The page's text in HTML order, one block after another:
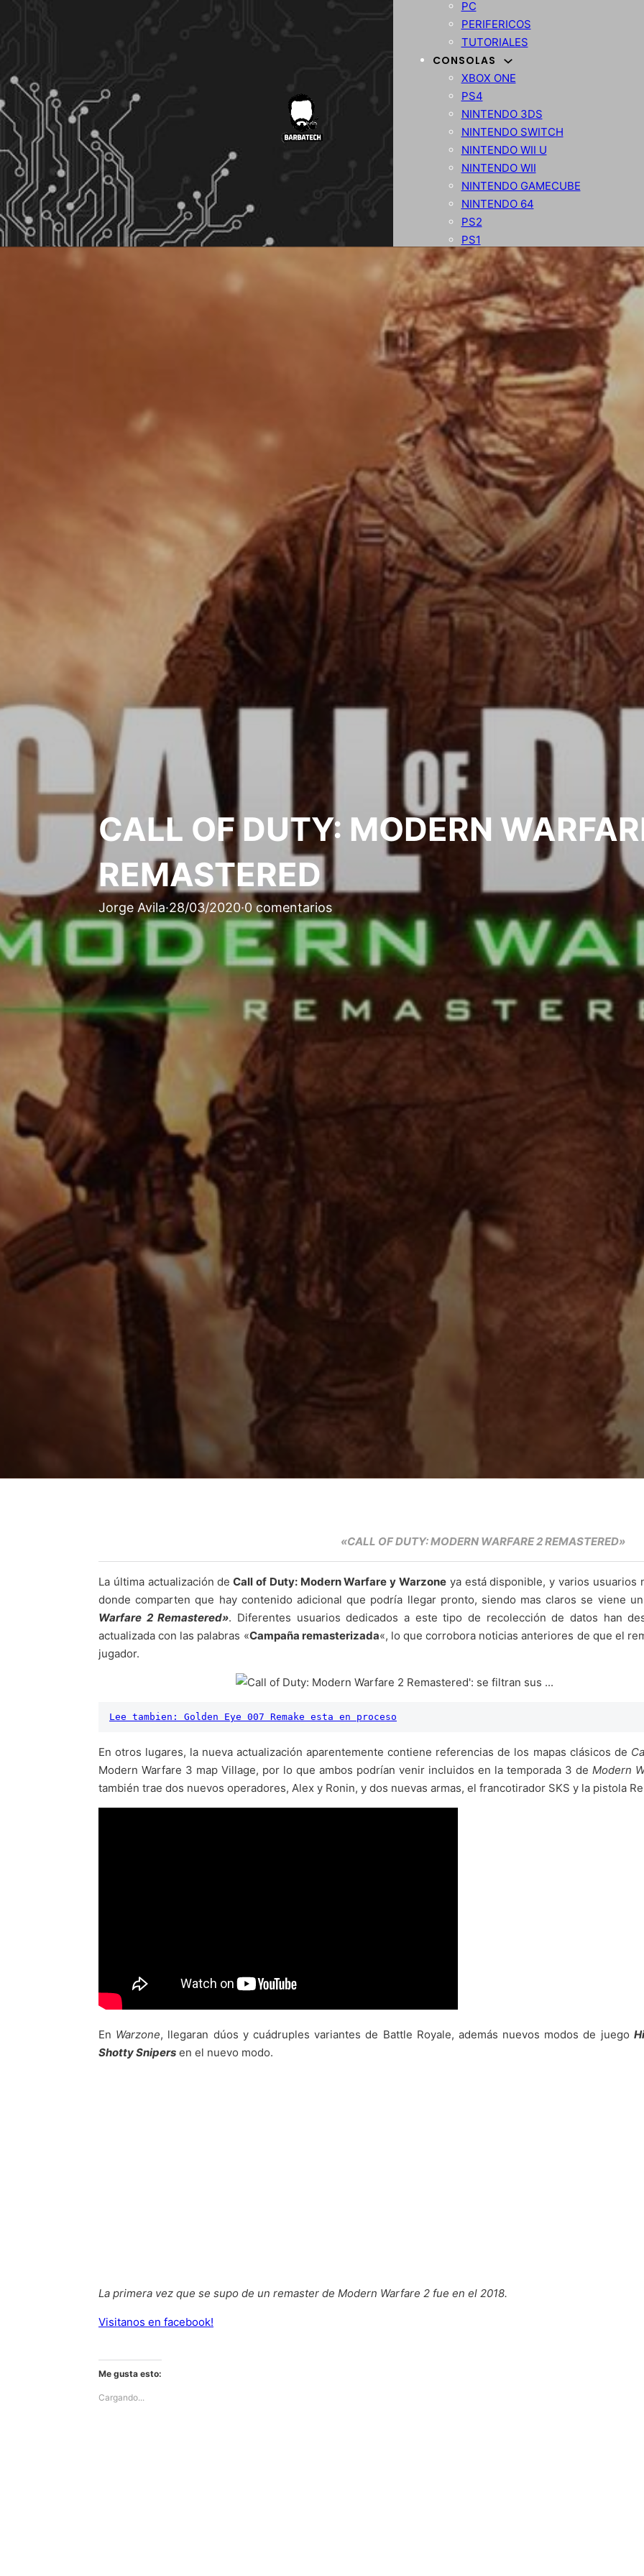
PC
PERIFERICOS
TUTORIALES
CONSOLAS
XBOX ONE
PS4
NINTENDO 3DS
NINTENDO SWITCH
NINTENDO WII U
NINTENDO WII
NINTENDO GAMECUBE
NINTENDO 64
PS2
PS1
TIENDA
PRODUCTOS
OFERTAS
VARIOS
CINE
COMPARATIVA
ENTRETENIMIENTO
MUSICA
NOTICIAS
OTROS
SALUD
CÓDIGOS DE PROGRAMACIÓN
CALL OF DUTY: MODERN
REMASTERED
Jorge Avila·28/03/2020·0 comentarios
«CALL OF DUTY: MODERN WARFARE 2 REMASTERED»
La última actualización de Call of Duty: Modern Warfare y Warzone ya está disponible, y varios usuarios
donde comparten que hay contenido adicional que podría llegar pronto, siendo mas claros se viene
Warfare 2 Remastered». Diferentes usuarios dedicados a este tipo de recolección de datos han
actualizada con las palabras «Campaña remasterizada«, lo que corrobora noticias anteriores de que el
jugador.
Lee tambien: Golden Eye 007 Remake esta en proceso
En otros lugares, la nueva actualización aparentemente contiene referencias de los mapas clásicos de
Modern Warfare 3 map Village, por lo que ambos podrían venir incluidos en la temporada 3 de Modern
también trae dos nuevos operadores, Alex y Ronin, y dos nuevas armas, el francotirador SKS y la pistola
En Warzone, llegaran dúos y cuádruples variantes de Battle Royale, además nuevos modos de juego
Shotty Snipers en el nuevo modo.
La primera vez que se supo de un remaster de Modern Warfare 2 fue en el 2018.
Visitanos en facebook!
Me gusta esto:
Cargando...